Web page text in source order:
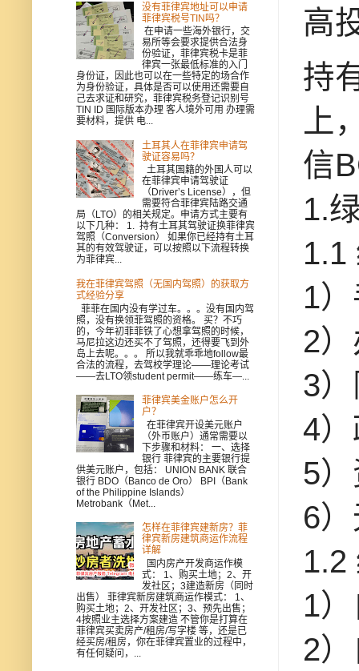
高
持
上
信
1.
1.1
1
2
3
4
5
6
1.2
1
2
没有菲律宾地址可以申请
菲律宾税号TIN吗？
在申请一些海外银行，交
易所等会要求提供合法身
份验证，菲律宾税卡是菲
律宾一张最低标准的入门
身份证，因此也可以在一些特定的场合作
为身份验证，具体是否可以使用还需要自
己去求证和研究，菲律宾税务登记识别号
TIN ID 国际版本办理 客人境外可用 办理需
要材料，提供 电...
土耳其人在菲律宾申请驾
驶证容易吗？
土耳其国籍的外国人可以
在菲律宾申请驾驶证
（Driver’s License），但
需要符合菲律宾陆路交通
局（LTO）的相关规定。申请方式主要有
以下几种： 1. 持有土耳其驾驶证换菲律宾
驾照（Conversion） 如果你已经持有土耳
其的有效驾驶证，可以按照以下流程转换
为菲律宾...
我在菲律宾驾照（无国内驾照）的获取方
式经验分享
菲菲在国内没有学过车。。。没有国内驾
照，没有换领菲驾照的资格。 买？不巧
的，今年初菲菲铁了心想拿驾照的时候，
马尼拉这边还买不了驾照，还得要飞到外
岛上去呢。。。 所以我就乖乖地follow最
合法的流程，去驾校学理论——理论考试
——去LTO领student permit——练车—...
菲律宾美金账户怎么开
户？
在菲律宾开设美元账户
（外币账户）通常需要以
下步骤和材料： 一、选择
银行 菲律宾的主要银行提
供美元账户，包括： UNION BANK 联合
银行 BDO（Banco de Oro） BPI（Bank
of the Philippine Islands）
Metrobank（Met...
怎样在菲律宾建新房？菲
律宾新房建筑商运作流程
详解
国内房产开发商运作模
式： 1、购买土地；2、开
发社区；3建造新房（同时
出售） 菲律宾新房建筑商运作模式： 1、
购买土地；2、开发社区；3、预先出售；
4按照业主选择方案建造 不管你是打算在
菲律宾买卖房产/租房/写字楼 等，还是已
经买房/租房，你在菲律宾置业的过程中，
有任何疑问，...